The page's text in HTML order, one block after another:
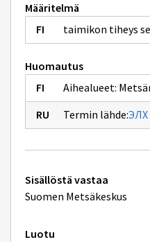
Määritelmä
taimikon tiheys
Huomautus
Aihealueet:
Termin lähde:ЭЛХ
Tekniset
lisätiedot
Sisällöstä vastaa
Suomen Metsäkeskus
Luotu